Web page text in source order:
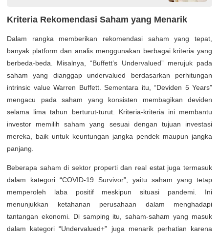
Kriteria Rekomendasi Saham yang Menarik
Dalam rangka memberikan rekomendasi saham yang tepat,
banyak platform dan analis menggunakan berbagai kriteria yang
berbeda-beda. Misalnya, “Buffett’s Undervalued” merujuk pada
saham yang dianggap undervalued berdasarkan perhitungan
intrinsic value Warren Buffett. Sementara itu, “Deviden 5 Years”
mengacu pada saham yang konsisten membagikan deviden
selama lima tahun berturut-turut. Kriteria-kriteria ini membantu
investor memilih saham yang sesuai dengan tujuan investasi
mereka, baik untuk keuntungan jangka pendek maupun jangka
panjang.
Beberapa saham di sektor properti dan real estat juga termasuk
dalam kategori “COVID-19 Survivor”, yaitu saham yang tetap
memperoleh laba positif meskipun situasi pandemi. Ini
menunjukkan ketahanan perusahaan dalam menghadapi
tantangan ekonomi. Di samping itu, saham-saham yang masuk
dalam kategori “Undervalued+” juga menarik perhatian karena